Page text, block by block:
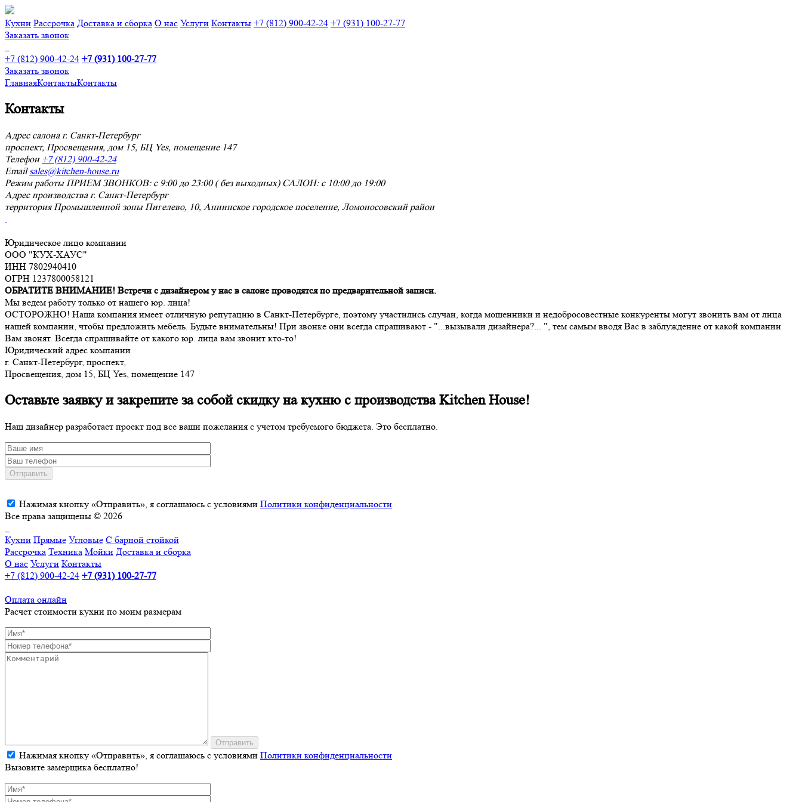
Кухни Рассрочка Доставка и сборка О нас Услуги Контакты +7 (812) 900-42-24 +7 (931) 100-27-77
Заказать звонок
+7 (812) 900-42-24 +7 (931) 100-27-77
Заказать звонок
ГлавнаяКонтактыКонтакты
Контакты
Адрес салона г. Санкт-Петербург
проспект, Просвещения, дом 15, БЦ Yes, помещение 147
Телефон +7 (812) 900-42-24
Email sales@kitchen-house.ru
Режим работы ПРИЕМ ЗВОНКОВ: с 9:00 до 23:00 ( без выходных) САЛОН: с 10:00 до 19:00
Адрес производства г. Санкт-Петербург
территория Промышленной зоны Пигелево, 10, Аннинское городское поселение, Ломоносовский район
Юридическое лицо компании
ООО "КУХ-ХАУС"
ИНН 7802940410
ОГРН 1237800058121
ОБРАТИТЕ ВНИМАНИЕ! Встречи с дизайнером у нас в салоне проводятся по предварительной записи.
Мы ведем работу только от нашего юр. лица!
ОСТОРОЖНО! Наша компания имеет отличную репутацию в Санкт-Петербурге, поэтому участились случаи, когда мошенники и недобросовестные конкуренты могут звонить вам от лица
нашей компании, чтобы предложить мебель. Будьте внимательны! При звонке они всегда спрашивают - "...вызывали дизайнера?... ", тем самым вводя Вас в заблуждение от какой компании
Вам звонят. Всегда спрашивайте от какого юр. лица вам звонит кто-то!
Юридический адрес компании
г. Санкт-Петербург, проспект,
Просвещения, дом 15, БЦ Yes, помещение 147
Оставьте заявку и закрепите за собой скидку на кухню с производства Kitchen House!
Наш дизайнер разработает проект под все ваши пожелания с учетом требуемого бюджета. Это бесплатно.
Отправить
Нажимая кнопку «Отправить», я соглашаюсь с условиями Политики конфиденциальности
Все права защищены © 2026
Кухни Прямые Угловые С барной стойкой
Рассрочка Техника Мойки Доставка и сборка
О нас Услуги Контакты
+7 (812) 900-42-24 +7 (931) 100-27-77
Оплата онлайн
Расчет стоимости кухни по моим размерам
Отправить
Нажимая кнопку «Отправить», я соглашаюсь с условиями Политики конфиденциальности
Вызовите замерщика бесплатно!